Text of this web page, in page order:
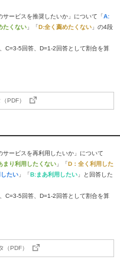
ービスを推奨したいか」について「A:
たくない 」「D:全く薦めたくない 」の4段
C=3-5回答、D=1-2回答として割合を算
PDF）
ービスを再利用したいか」について
まり利用したくない 」「D：全く利用した
たい 」「B:まあ利用したい 」と回答した
C=3-5回答、D=1-2回答として割合を算
（PDF）